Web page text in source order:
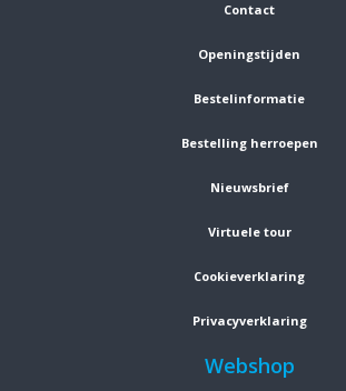
Contact
Openingstijden
Bestelinformatie
Bestelling herroepen
Nieuwsbrief
Virtuele tour
Cookieverklaring
Privacyverklaring
Webshop